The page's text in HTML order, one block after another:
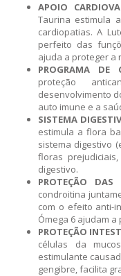
APOIO
Taurina estimula
cardiopatias. A
perfeito das
ajuda a proteger a
PROGRAMA DE
proteção
desenvolvimento
auto imune e a
SISTEMA
estimula a flora
sistema digestivo
floras
digestivo.
PROTEÇÃO DAS
condroitina
com o efeito anti-
Ómega 6 ajudam
PROTEÇÃO
células da
estimulante
gengibre, facilita